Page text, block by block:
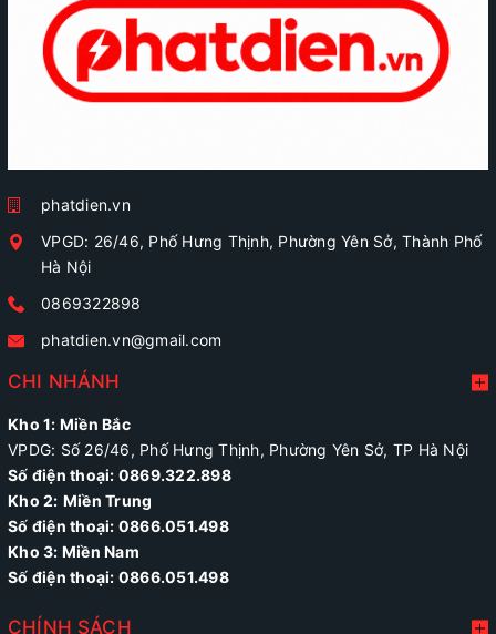
phatdien.vn
VPGD: 26/46, Phố Hưng Thịnh, Phường Yên Sở, Thành Phố
Hà Nội
0869322898
phatdien.vn@gmail.com
CHI NHÁNH
Kho 1: Miền Bắc
VPDG: Số 26/46, Phố Hưng Thịnh, Phường Yên Sở, TP Hà Nội
Số điện thoại: 0869.322.898
Kho 2: Miền Trung
Số điện thoại: 0866.051.498
Kho 3: Miền Nam
Số điện thoại: 0866.051.498
CHÍNH SÁCH